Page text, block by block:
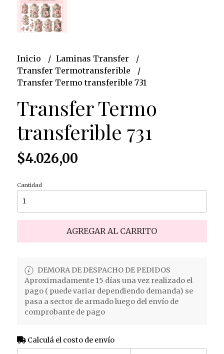
Inicio
Laminas Transfer
Transfer Termotransferible
Transfer Termo transferible 731
Transfer Termo
transferible 731
$4.026,00
Cantidad
AGREGAR AL CARRITO
DEMORA DE DESPACHO DE PEDIDOS
Aproximadamente 15 días una vez realizado el
pago ( puede variar dependiendo demanda) se
pasa a sector de armado luego del envío de
comprobante de pago
Calculá el costo de envío